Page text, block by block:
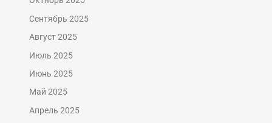
Сентябрь 2025
Август 2025
Июль 2025
Июнь 2025
Май 2025
Апрель 2025